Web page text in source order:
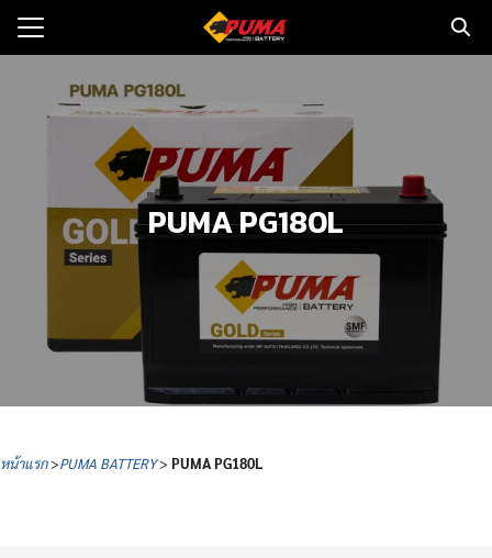
Skip
มและข่าว
บเรา
PUMA PG180L
หน้าแรก>PUMA BATTERY> PUMAPG180L